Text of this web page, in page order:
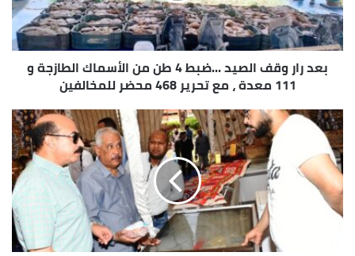
بعد رار وقف الصيد ...ضبط 4 طن من الأسماك الطازجة و
111 معدة ، مع تحرير 468 محضر للمخالفين